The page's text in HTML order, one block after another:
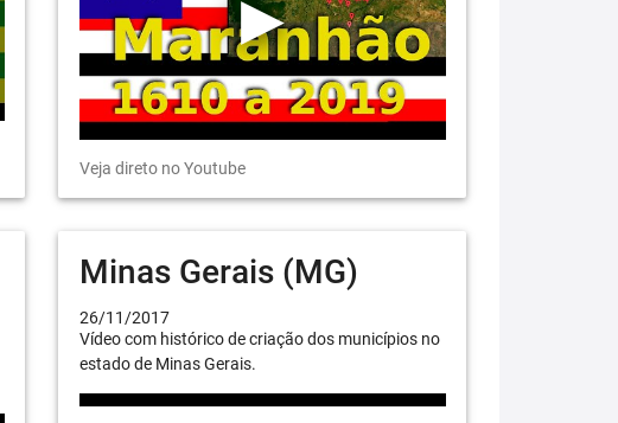
Veja direto no Youtube
Minas Gerais (MG)
26/11/2017
Vídeo com histórico de criação dos municípios no
estado de Minas Gerais.